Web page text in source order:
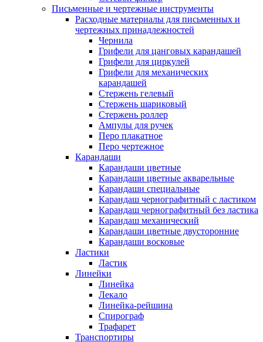
Письменные и чертежные инструменты
Расходные материалы для письменных и
чертежных принадлежностей
Чернила
Грифели для цанговых карандашей
Грифели для циркулей
Грифели для механических
карандашей
Стержень гелевый
Стержень шариковый
Стержень роллер
Ампулы для ручек
Перо плакатное
Перо чертежное
Карандаши
Карандаши цветные
Карандаши цветные акварельные
Карандаши специальные
Карандаш чернографитный с ластиком
Карандаш чернографитный без ластика
Карандаш механический
Карандаши цветные двусторонние
Карандаши восковые
Ластики
Ластик
Линейки
Линейка
Лекало
Линейка-рейшина
Спирограф
Трафарет
Транспортиры